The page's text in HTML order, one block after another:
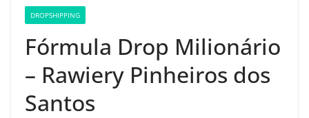
DROPSHIPPING
Fórmula Drop Milionário
– Rawiery Pinheiros dos
Santos